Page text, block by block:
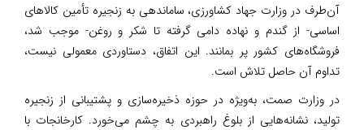
آن‌طرف در وزارت جهاد کشاورزی، ساماندهی به زنجیره تأمین کالاهای
اساسی- از گندم و نهاده دامی گرفته تا شکر و روغن- موجب شد،
فروشگاه‌های کشور پر بمانند. این اتفاق، دستاوردی معمولی نیست،
تداوم آن حاصل تلاش است.
در وزارت صمت، به‌ویژه در حوزه ذخیره‌سازی و پشتیبانی از زنجیره
تولید، نشانه‌هایی از بلوغ راهبردی به چشم می‌خورد. کارخانجات با